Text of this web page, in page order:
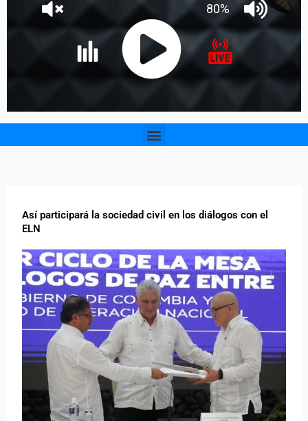
Menu
Así participará la sociedad civil en los diálogos con el
ELN